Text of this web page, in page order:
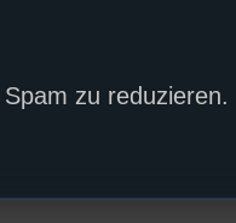
zu reduzieren.